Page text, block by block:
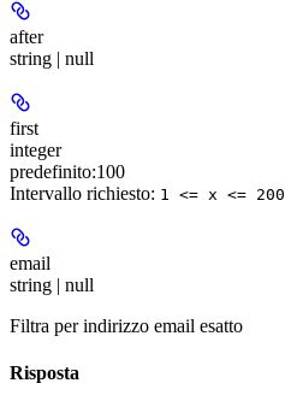
after
string | null
first
integer
predefinito:100
Intervallo richiesto: 1 <= x <= 200
email
string | null
Filtra per indirizzo email esatto
Risposta